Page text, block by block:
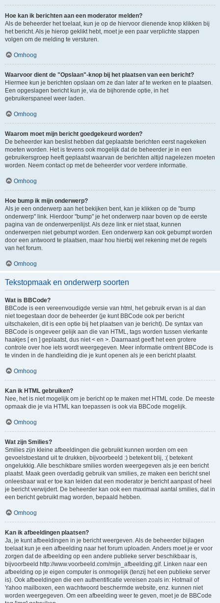
Hoe kan ik berichten aan een moderator melden?
Als de beheerder het toelaat, kun je op de hiervoor dienende knop klikken bij
het bericht. Als je hierop geklikt hebt, moet je een paar verplichte stappen
volgen om de melding te versturen.
Omhoog
Waarvoor dient de "Opslaan"-knop bij het plaatsen van een bericht?
Hiermee kun je berichten opslaan om ze dan later af te werken en te plaatsen.
Een opgeslagen bericht kun je, via de bijhorende optie, in het
gebruikerspaneel weer laden.
Omhoog
Waarom moet mijn bericht goedgekeurd worden?
De beheerder kan beslist hebben dat geplaatste berichten eerst nagekeken
moeten worden. Het is tevens ook mogelijk dat de beheerder je in een
gebruikersgroep heeft geplaatst waarvan de berichten altijd nagelezen moeten
worden. Neem contact op met de beheerder voor verdere informatie.
Omhoog
Hoe bump ik mijn onderwerp?
Als je een onderwerp aan het bekijken bent, kan je klikken op de "bump
onderwerp" link. Hierdoor "bump" je het onderwerp naar boven op de eerste
pagina van de onderwerpenlijst. Als deze link er niet staat, kunnen
onderwerpen niet gebumpt worden. Een onderwerp kan ook gebumpt worden
door een antwoord te plaatsen, maar hou hierbij wel rekening met de regels
van het forum.
Omhoog
Tekstopmaak en onderwerp soorten
Wat is BBCode?
BBCode is een vereenvoudigde versie van html, het gebruik ervan is al dan
niet toegestaan door de beheerder (je kunt BBCode ook per bericht
uitschakelen, dit is een optie bij het plaatsen van je bericht). De syntax van
BBCode is ongeveer gelijk aan die van HTML, tags worden tussen vierkante
haakjes [ en ] geplaatst, dus niet < en >. Daarnaast geeft het een grotere
controle over hoe iets wordt weergegeven. Meer informatie omtrent BBCode is
te vinden in de handleiding die je kunt openen als je een bericht plaatst.
Omhoog
Kan ik HTML gebruiken?
Nee, het is niet mogelijk om je bericht op te maken met HTML code. De meeste
opmaak die je via HTML kan toepassen is ook via BBCode mogelijk.
Omhoog
Wat zijn Smilies?
Smilies zijn kleine afbeeldingen die gebruikt kunnen worden om een
gevoelstoestand uit te drukken, bijvoorbeeld :) betekent blij, :( betekent
ongelukkig. Alle beschikbare smilies worden weergegeven als je een bericht
plaatst. Maak geen overdadig gebruik van smilies, ze maken een bericht snel
onleesbaar wat er toe kan leiden dat een moderator je bericht aanpast of heel
je bericht verwijdert. De beheerder kan ook een maximaal aantal smilies, dat in
een bericht gebruikt mag worden, bepaald hebben.
Omhoog
Kan ik afbeeldingen plaatsen?
Ja, je kunt afbeeldingen in je bericht weergeven. Als de beheerder bijlagen
toelaat kun je een afbeelding naar het forum uploaden. Anders moet je er voor
zorgen dat de afbeelding op een andere publieke server beschikbaar is,
bijvoorbeeld http://www.voorbeeld.com/mijn_afbeelding.gif. Linken naar een
afbeelding op je eigen computer is onmogelijk (tenzij het een publieke server
is). Ook afbeeldingen die een authentificatie vereisen zoals in: Hotmail of
Yahoo mailboxen, een wachtwoord beschermde website, enz. kunnen niet
worden weergegeven. Om een afbeelding weer te geven, moet je de BBCode